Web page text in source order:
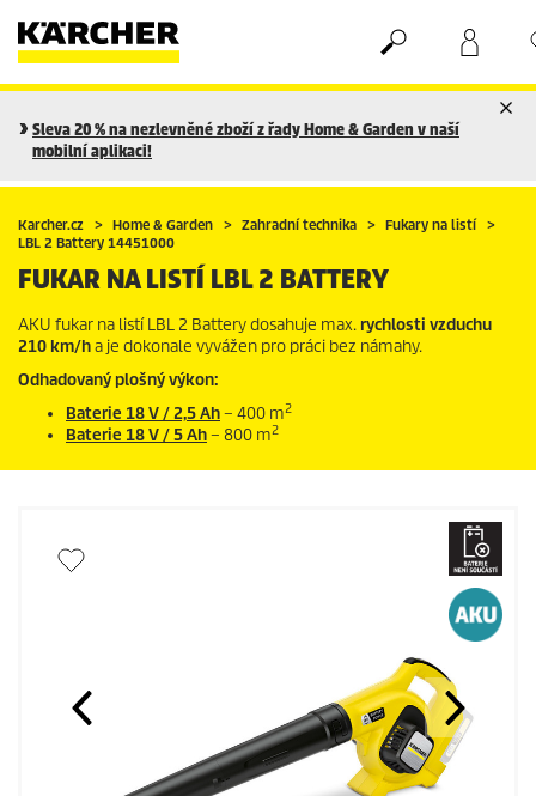
Nákupní košík
Seznam oblíbených produktů
Sleva 20 % na nezlevněné zboží z řady Home & Garden v naší
mobilní aplikaci!
Karcher.cz Home & Garden Zahradní technika
Fukary na listí
LBL 2 Battery 14451000
FUKAR NA LISTÍ LBL 2 BATTERY
AKU fukar na listí LBL 2 Battery dosahuje max.rychlosti vzduchu
210 km/ha je dokonale vyvážen pro práci bez námahy.
Odhadovaný plošný výkon:
Baterie 18 V / 2,5 Ah– 400 m2
Baterie 18 V / 5 Ah– 800 m2